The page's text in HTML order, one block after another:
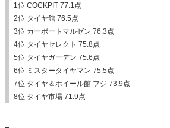
1位 COCKPIT 77.1点
2位 タイヤ館 76.5点
3位 カーポートマルゼン 76.3点
4位 タイヤセレクト 75.8点
5位 タイヤガーデン 75.6点
6位 ミスタータイヤマン 75.5点
7位 タイヤ＆ホイール館 フジ 73.9点
8位 タイヤ市場 71.9点